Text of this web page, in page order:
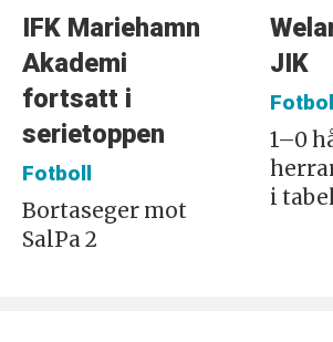
IFK Mariehamn
Akademi
fortsatt i
serietoppen
Fotboll
Bortaseger mot
SalPa 2
JIK
Fotboll
1–0
i